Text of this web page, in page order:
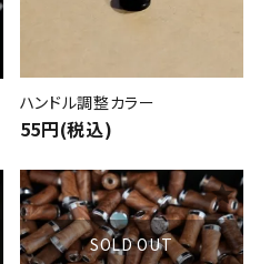
ハンドル調整カラー
55円(税込)
SOLD OUT
star